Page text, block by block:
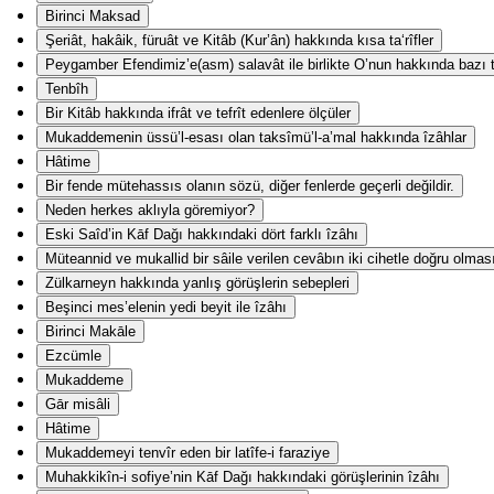
Birinci Maksad
Şeriât, hakâik, füruât ve Kitâb (Kur’ân) hakkında kısa ta‘rîfler
Peygamber Efendimiz’e(asm) salavât ile birlikte O’nun hakkında bazı
Tenbîh
Bir Kitâb hakkında ifrât ve tefrît edenlere ölçüler
Mukaddemenin üssü’l-esası olan taksîmü’l-a’mal hakkında îzâhlar
Hâtime
Bir fende mütehassıs olanın sözü, diğer fenlerde geçerli değildir.
Neden herkes aklıyla göremiyor?
Eski Saîd’in Kāf Dağı hakkındaki dört farklı îzâhı
Müteannid ve mukallid bir sâile verilen cevâbın iki cihetle doğru olması
Zülkarneyn hakkında yanlış görüşlerin sebepleri
Beşinci mes’elenin yedi beyit ile îzâhı
Birinci Makāle
Ezcümle
Mukaddeme
Gār misâli
Hâtime
Mukaddemeyi tenvîr eden bir latîfe-i faraziye
Muhakkikîn-i sofiye’nin Kāf Dağı hakkındaki görüşlerinin îzâhı